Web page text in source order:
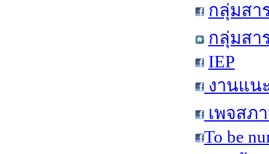
กลุ่มสา
กลุ่มสา
IEP
งานแน
เพจสภ
To be